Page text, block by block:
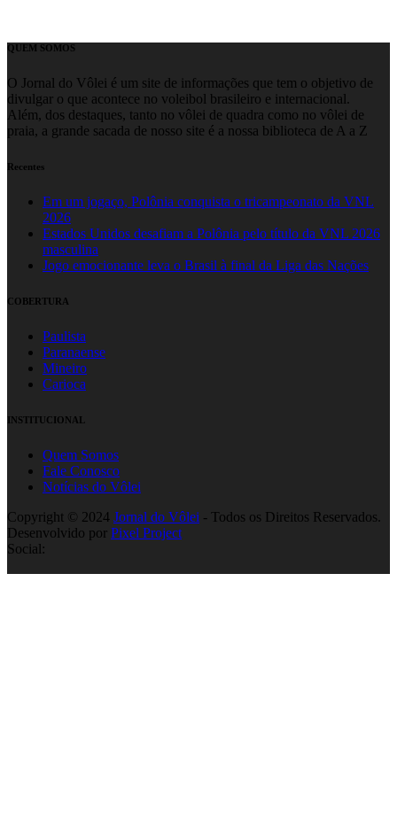
QUEM SOMOS
O Jornal do Vôlei é um site de informações que tem o objetivo de
divulgar o que acontece no voleibol brasileiro e internacional.
Além, dos destaques, tanto no vôlei de quadra como no vôlei de
praia, a grande sacada de nosso site é a nossa biblioteca de A a Z
Recentes
Em um jogaço, Polônia conquista o tricampeonato da VNL
2026
Estados Unidos desafiam a Polônia pelo título da VNL 2026
masculina
Jogo emocionante leva o Brasil à final da Liga das Nações
COBERTURA
Paulista
Paranaense
Mineiro
Carioca
INSTITUCIONAL
Quem Somos
Fale Conosco
Notícias do Vôlei
Copyright © 2024 Jornal do Vôlei - Todos os Direitos Reservados.
Desenvolvido por Pixel Project
Social: